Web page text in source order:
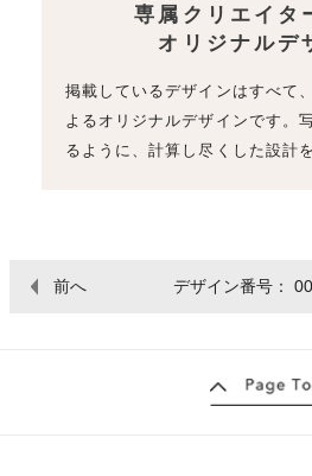
専属クリエイタ
オリジナルデ
掲載しているデザインはすべて
よるオリジナルデザインです。
るように、計算し尽くした設計
前へ デザイン番号：